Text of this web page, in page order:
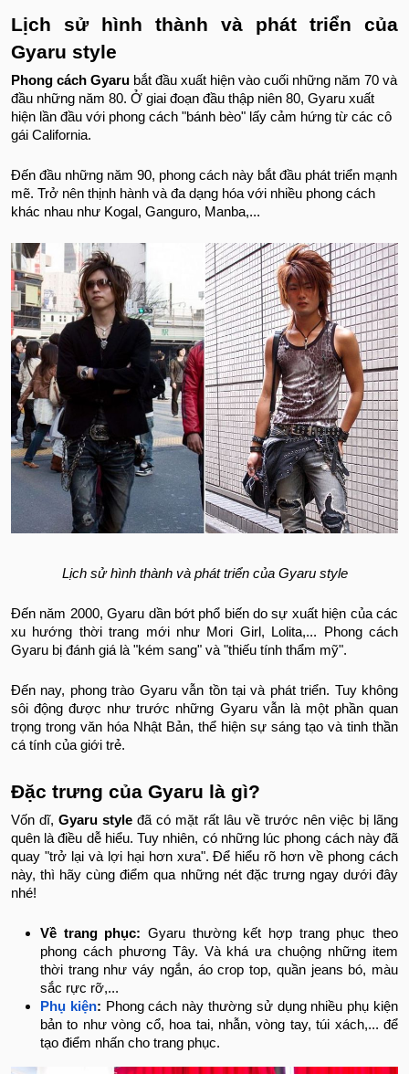
Lịch sử hình thành và phát triển của
Gyaru style
Phong cách Gyaru bắt đầu xuất hiện vào cuối những năm 70 và
đầu những năm 80. Ở giai đoạn đầu thập niên 80, Gyaru xuất
hiện lần đầu với phong cách "bánh bèo" lấy cảm hứng từ các cô
gái California.
Đến đầu những năm 90, phong cách này bắt đầu phát triển mạnh
mẽ. Trở nên thịnh hành và đa dạng hóa với nhiều phong cách
khác nhau như Kogal, Ganguro, Manba,...
Lịch sử hình thành và phát triển của Gyaru style
Đến năm 2000, Gyaru dần bớt phổ biến do sự xuất hiện của các
xu hướng thời trang mới như Mori Girl, Lolita,... Phong cách
Gyaru bị đánh giá là "kém sang" và "thiếu tính thẩm mỹ".
Đến nay, phong trào Gyaru vẫn tồn tại và phát triển. Tuy không
sôi động được như trước những Gyaru vẫn là một phần quan
trọng trong văn hóa Nhật Bản, thể hiện sự sáng tạo và tinh thần
cá tính của giới trẻ.
Đặc trưng của Gyaru là gì?
Vốn dĩ,Gyaru style đã có mặt rất lâu về trước nên việc bị lãng
quên là điều dễ hiểu. Tuy nhiên, có những lúc phong cách này đã
quay "trở lại và lợi hại hơn xưa". Để hiểu rõ hơn về phong cách
này, thì hãy cùng điểm qua những nét đặc trưng ngay dưới đây
nhé!
Về trang phục: Gyaru thường kết hợp trang phục theo
phong cách phương Tây. Và khá ưa chuộng những item
thời trang như váy ngắn, áo crop top, quần jeans bó, màu
sắc rực rỡ,...
Phụ kiện: Phong cách này thường sử dụng nhiều phụ kiện
bản to như vòng cổ, hoa tai, nhẫn, vòng tay, túi xách,... để
tạo điểm nhấn cho trang phục.